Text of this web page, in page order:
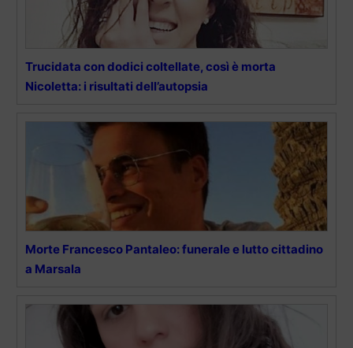
Trucidata con dodici coltellate, così è morta
Nicoletta: i risultati dell’autopsia
Morte Francesco Pantaleo: funerale e lutto cittadino
a Marsala